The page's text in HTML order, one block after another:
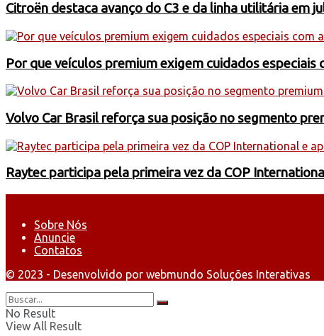
Citroën destaca avanço do C3 e da linha utilitária em
Por que veículos premium exigem cuidados especiais
Volvo Car Brasil reforça sua posição no segmento
Raytec participa pela primeira vez da COP
Sobre Nós
Anuncie
Contatos
© 2023 - Desenvolvido por webmundo Soluções Interativas
No Result
View All Result